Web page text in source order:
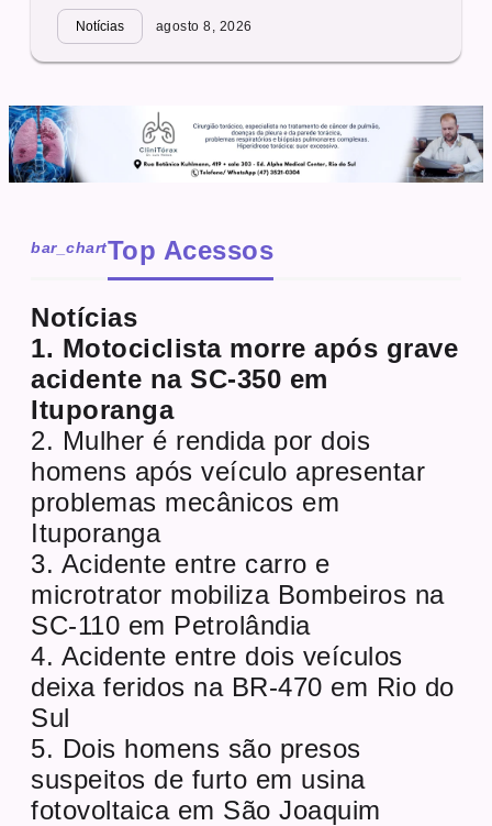
Notícias agosto 8, 2026
bar_chartTop Acessos
Notícias
1. Motociclista morre após grave
acidente na SC-350 em
Ituporanga
2. Mulher é rendida por dois
homens após veículo apresentar
problemas mecânicos em
Ituporanga
3. Acidente entre carro e
microtrator mobiliza Bombeiros na
SC-110 em Petrolândia
4. Acidente entre dois veículos
deixa feridos na BR-470 em Rio do
Sul
5. Dois homens são presos
suspeitos de furto em usina
fotovoltaica em São Joaquim